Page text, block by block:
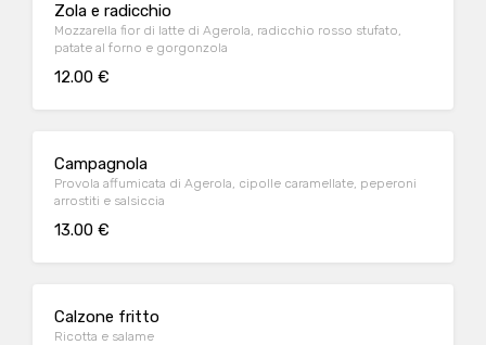
Zola e radicchio
Mozzarella fior di latte di Agerola, radicchio rosso stufato,
patate al forno e gorgonzola
12.00 €
Campagnola
Provola affumicata di Agerola, cipolle caramellate, peperoni
arrostiti e salsiccia
13.00 €
Calzone fritto
Ricotta e salame